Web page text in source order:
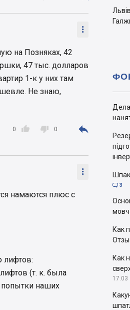

на Позняках, 42
47 тыс. долларов
1-к у них там
Не знаю,

0  0 

намаются плюс с
лифтов:
(т. к. была
попытки наших
 3
Как
Как
17.03